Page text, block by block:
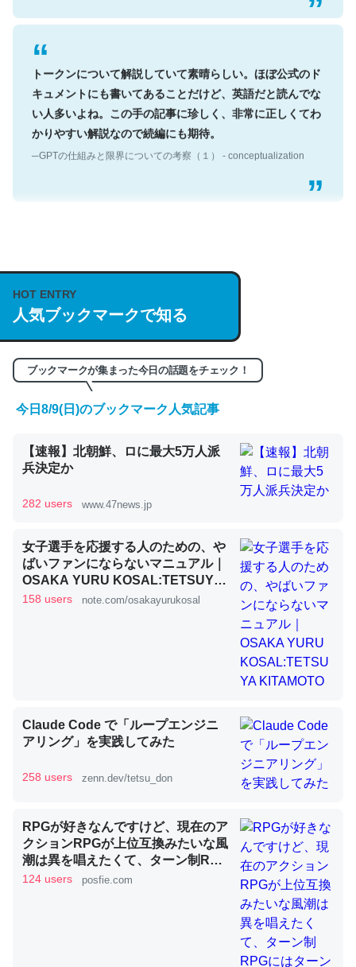
トークンについて解説していて素晴らしい。ほぼ公式のド
キュメントにも書いてあることだけど、英語だと読んでな
い人多いよね。この手の記事に珍しく、非常に正しくてわ
かりやすい解説なので続編にも期待。
説してる記事が少ないので貴重な良記事。/続編来た
https://isobe324649.hatenablog.com/entry/2023/03/27
/064121
─GPTの仕組みと限界についての考察（１） - conceptualization
くらい。小説でいう「ずっと前の伏線」は回収されないけ
ど、短期記憶というには多い分量。進化すればするほど分
昆虫ってカルシウム少ないのか。知らんかった。調べたら
コオロギのカルシウム分はエビの600分の1程度。
─ニュース :: 【研究発表】昆虫学の大問題＝「昆虫はなぜ海にいな
論文では「淡水はカルシウムも酸素も不足してて両方に不
利だから両方が拮抗してるのでは」とあって面白い。海に
ずキチンを強化してる筈だが、酵素が違うのか？
─ニュース :: 【研究発表】昆虫学の大問題＝「昆虫はなぜ海にいな
いのか」に関する新仮説
HOT ENTRY
人気ブックマークで知る
ブックマークが集まった今日の話題をチェック！
今日8/9(日)のブックマーク人気記事
【速報】北朝鮮、ロに最大5万人派
兵決定か
282 users www.47news.jp
女子選手を応援する人のための、や
ばいファンにならないマニュアル｜
OSAKA YURU KOSAL:TETSUYA
KITAMOTO
158 users note.com/osakayurukosal
Claude Code で「ループエンジニ
アリング」を実践してみた
258 users zenn.dev/tetsu_don
RPGが好きなんですけど、現在のア
クションRPGが上位互換みたいな風
潮は異を唱えたくて、ターン制RPG
にはターン制の良さがあると思って
124 users posfie.com